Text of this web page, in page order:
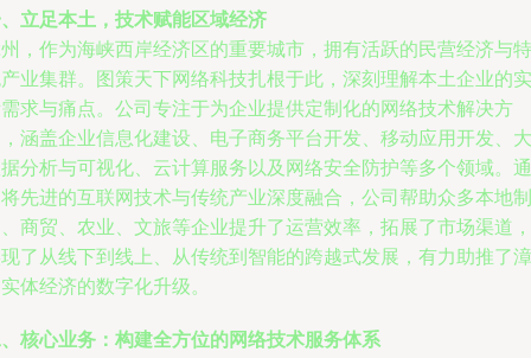
立足本土，技术赋能区域经济
，作为海峡西岸经济区的重要城市，拥有活跃的民营经济与特
业集群。图策天下网络科技扎根于此，深刻理解本土企业的实
求与痛点。公司专注于为企业提供定制化的网络技术解决方
涵盖企业信息化建设、电子商务平台开发、移动应用开发、大
分析与可视化、云计算服务以及网络安全防护等多个领域。通
先进的互联网技术与传统产业深度融合，公司帮助众多本地制
商贸、农业、文旅等企业提升了运营效率，拓展了市场渠道，
了从线下到线上、从传统到智能的跨越式发展，有力助推了漳
体经济的数字化升级。
核心业务：构建全方位的网络技术服务体系